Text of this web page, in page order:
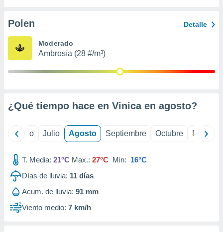
e
mediante
de
Polen Detalle
Moderado
Ambrosía (28 #/m³)
¿Qué tiempo hace en Vinica en agosto?
Junio Julio Agosto Septiembre Octubre
T. Media: 21°C Max.: 27°C Min: 16°C
Días de lluvia: 11 días
Acum. de lluvia: 91 mm
Viento medio: 7 km/h